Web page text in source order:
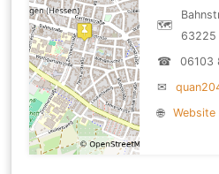
🗺
63225
☎
06103
✉
🌐
Website